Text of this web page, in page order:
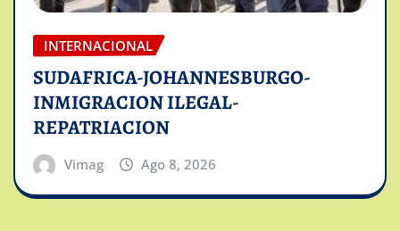
INTERNACIONAL
SUDAFRICA-JOHANNESBURGO-
INMIGRACION ILEGAL-
REPATRIACION
Vimag Ago 8, 2026